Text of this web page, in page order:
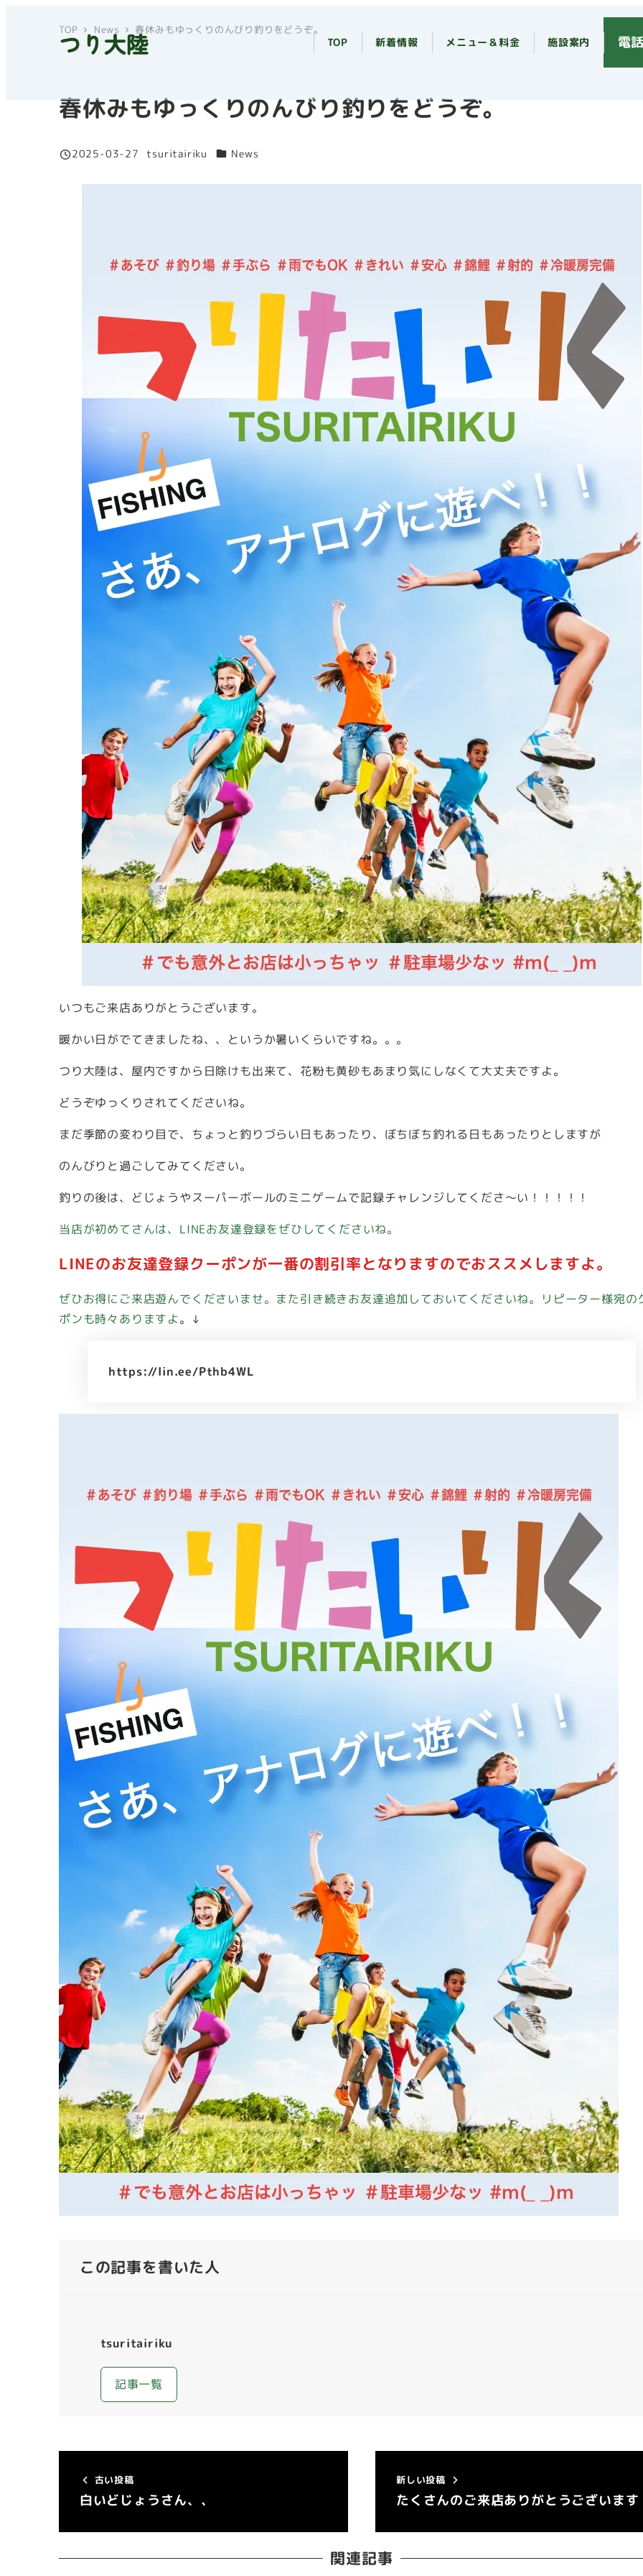
TOP 新着情報 メニュー＆料金 施設案内 電
TOP News 春休みもゆっくりのんびり釣りをどうぞ。
春休みもゆっくりのんびり釣りをどうぞ。
投稿日
2025-03-27
著
tsuritairiku カテゴリー
News
いつもご来店ありがとうございます。
暖かい日がでてきましたね、、というか暑いくらいですね。。。
つり大陸は、屋内ですから日除けも出来て、花粉も黄砂もあまり気にしなくて大丈夫ですよ。
どうぞゆっくりされてくださいね。
まだ季節の変わり目で、ちょっと釣りづらい日もあったり、ぼちぼち釣れる日もあったりとしますが
のんびりと過ごしてみてください。
釣りの後は、どじょうやスーパーボールのミニゲームで記録チャレンジしてくださ～い！！！！！
当店が初めてさんは、LINEお友達登録をぜひしてくださいね。
LINEのお友達登録クーポンが一番の割引率となりますのでおススメしますよ。
ぜひお得にご来店遊んでくださいませ。また引き続きお友達追加しておいてくださいね。リピーター様宛の
ポンも時々ありますよ。↓
https://lin.ee/Pthb4WL
この記事を書いた人
tsuritairiku
記事一覧
古い投稿
白いどじょうさん、、
新しい投稿
たくさんのご来店ありがとうございます
関連記事